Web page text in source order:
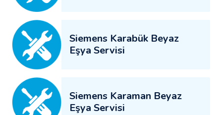
Siemens Karabük Beyaz
Eşya Servisi
Siemens Karaman Beyaz
Eşya Servisi